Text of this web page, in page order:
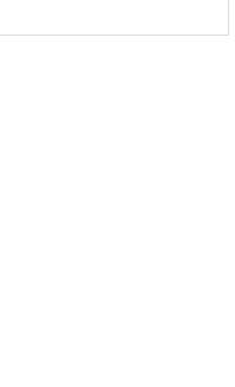
sao
4,600,000 ₫.là: